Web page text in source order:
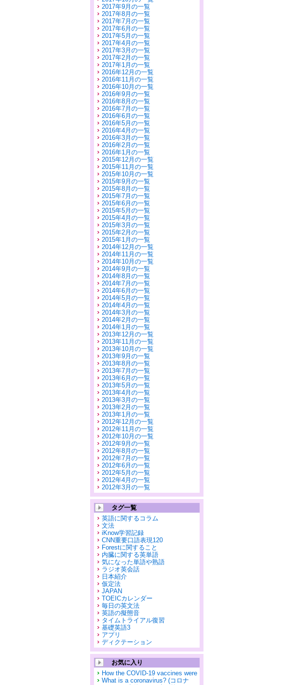
2017年9月の一覧
2017年8月の一覧
2017年7月の一覧
2017年6月の一覧
2017年5月の一覧
2017年4月の一覧
2017年3月の一覧
2017年2月の一覧
2017年1月の一覧
2016年12月の一覧
2016年11月の一覧
2016年10月の一覧
2016年9月の一覧
2016年8月の一覧
2016年7月の一覧
2016年6月の一覧
2016年5月の一覧
2016年4月の一覧
2016年3月の一覧
2016年2月の一覧
2016年1月の一覧
2015年12月の一覧
2015年11月の一覧
2015年10月の一覧
2015年9月の一覧
2015年8月の一覧
2015年7月の一覧
2015年6月の一覧
2015年5月の一覧
2015年4月の一覧
2015年3月の一覧
2015年2月の一覧
2015年1月の一覧
2014年12月の一覧
2014年11月の一覧
2014年10月の一覧
2014年9月の一覧
2014年8月の一覧
2014年7月の一覧
2014年6月の一覧
2014年5月の一覧
2014年4月の一覧
2014年3月の一覧
2014年2月の一覧
2014年1月の一覧
2013年12月の一覧
2013年11月の一覧
2013年10月の一覧
2013年9月の一覧
2013年8月の一覧
2013年7月の一覧
2013年6月の一覧
2013年5月の一覧
2013年4月の一覧
2013年3月の一覧
2013年2月の一覧
2013年1月の一覧
2012年12月の一覧
2012年11月の一覧
2012年10月の一覧
2012年9月の一覧
2012年8月の一覧
2012年7月の一覧
2012年6月の一覧
2012年5月の一覧
2012年4月の一覧
2012年3月の一覧
タグ一覧
英語に関するコラム
文法
iKnow学習記録
CNN重要口語表現120
Forestに関すること
内臓に関する英単語
気になった単語や熟語
ラジオ英会話
日本紹介
仮定法
JAPAN
TOEICカレンダー
毎日の英文法
英語の擬態音
タイムトライアル復習
基礎英語3
アプリ
ディクテーション
お気に入り
How the COVID-19 vaccines were
What is a coronavirus? (コロナ